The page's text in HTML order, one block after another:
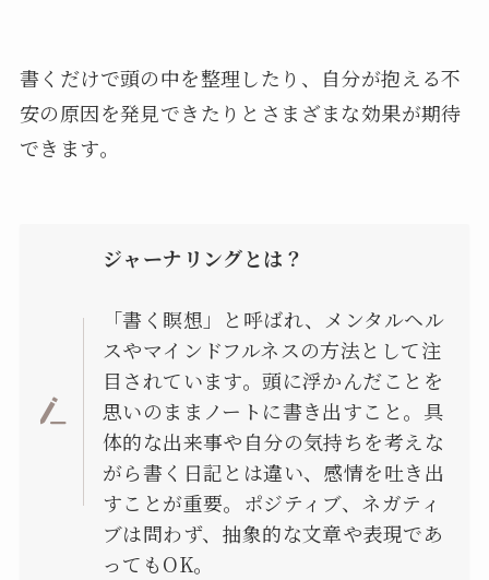
書くだけで頭の中を整理したり、自分が抱える不
安の原因を発見できたりとさまざまな効果が期待
できます。
ジャーナリングとは？
「書く瞑想」と呼ばれ、メンタルヘル
スやマインドフルネスの方法として注
目されています。頭に浮かんだことを
思いのままノートに書き出すこと。具
体的な出来事や自分の気持ちを考えな
がら書く日記とは違い、感情を吐き出
すことが重要。ポジティブ、ネガティ
ブは問わず、抽象的な文章や表現であ
ってもOK。